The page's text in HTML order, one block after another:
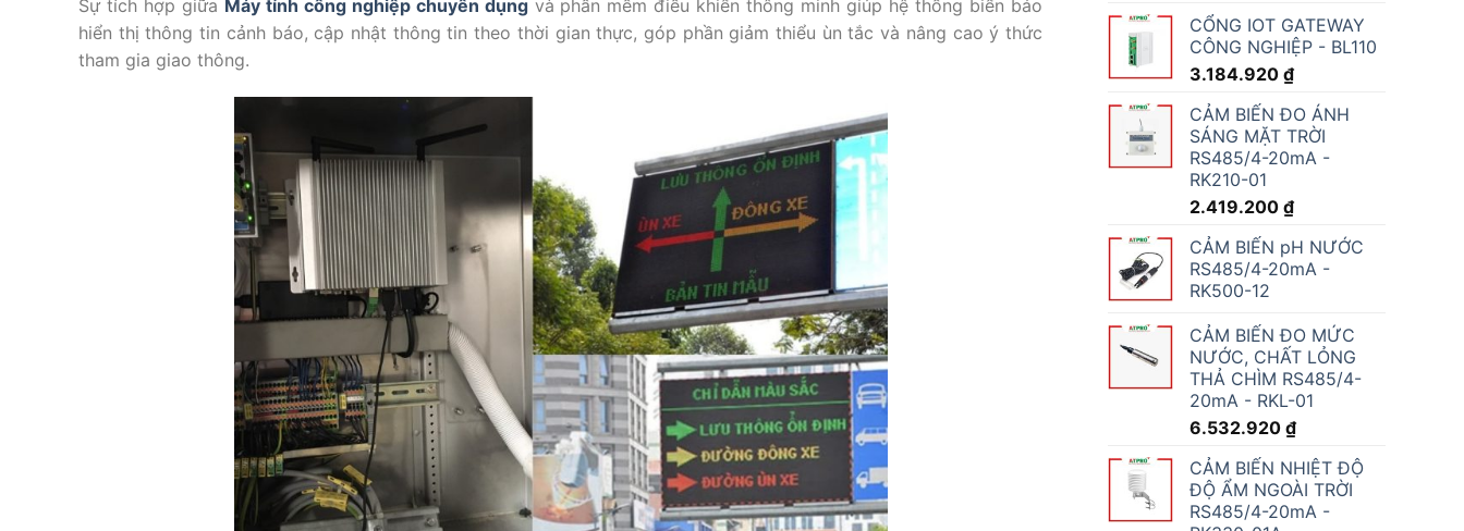
Sự tích hợp giữa Máy tính công nghiệp chuyên dụngvà phần mềm điều khiển thông minh giúp hệ thống biển báo
hiển thị thông tin cảnh báo, cập nhật thông tin theo thời gian thực, góp phần giảm thiểu ùn tắc và nâng cao ý thức
tham gia giao thông.
CỔNG IOT GATEWAY
CÔNG NGHIỆP - BL110
3.184.920 ₫
CẢM BIẾN ĐO ÁNH
SÁNG MẶT TRỜI
RS485/4-20mA -
RK210-01
2.419.200 ₫
CẢM BIẾN pH NƯỚC
RS485/4-20mA -
RK500-12
CẢM BIẾN ĐO MỨC
NƯỚC, CHẤT LỎNG
THẢ CHÌM RS485/4-
20mA - RKL-01
6.532.920 ₫
CẢM BIẾN NHIỆT ĐỘ
ĐỘ ẨM NGOÀI TRỜI
RS485/4-20mA -